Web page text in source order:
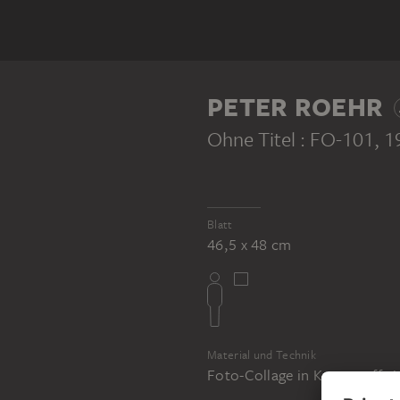
PETER ROEHR
Ohne Titel : FO-101 ,
Blatt
46,5 x 48 cm
Material und Technik
Foto-Collage in Kunststoff